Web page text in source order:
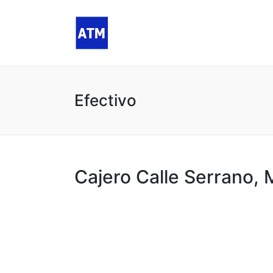
Efectivo
Cajero Calle Serrano,